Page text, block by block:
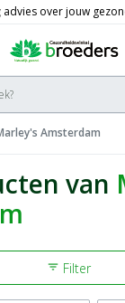
check Gratis
Amsterdam
van
filter_list Filter